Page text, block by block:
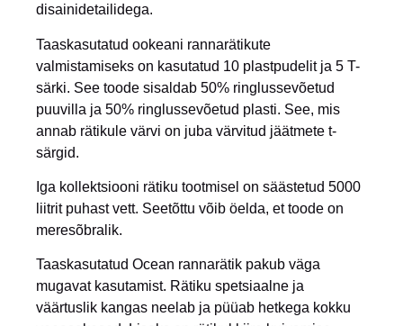
disainidetailidega.
Taaskasutatud ookeani rannarätikute
valmistamiseks on kasutatud 10 plastpudelit ja 5 T-
särki. See toode sisaldab 50% ringlussevõetud
puuvilla ja 50% ringlussevõetud plasti. See, mis
annab rätikule värvi on juba värvitud jäätmete t-
särgid.
Iga kollektsiooni rätiku tootmisel on säästetud 5000
liitrit puhast vett. Seetõttu võib öelda, et toode on
meresõbralik.
Taaskasutatud Ocean rannarätik pakub väga
mugavat kasutamist. Rätiku spetsiaalne ja
väärtuslik kangas neelab ja püüab hetkega kokku